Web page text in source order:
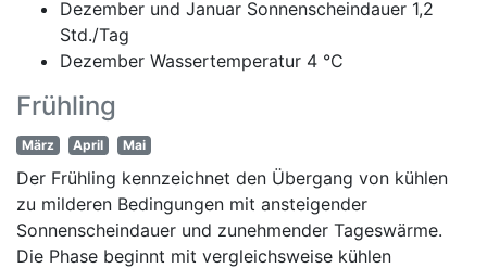
Dezember und Januar Sonnenscheindauer 1,2
Std./Tag
Dezember Wassertemperatur 4 °C
Frühling
März April Mai
Der Frühling kennzeichnet den Übergang von kühlen
zu milderen Bedingungen mit ansteigender
Sonnenscheindauer und zunehmender Tageswärme.
Die Phase beginnt mit vergleichsweise kühlen